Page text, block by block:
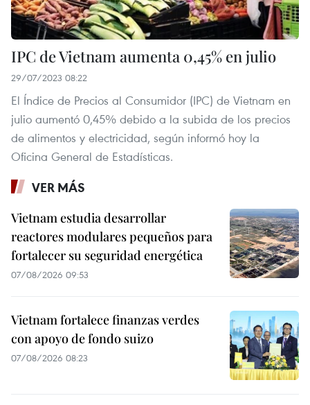
IPC de Vietnam aumenta 0,45% en julio
29/07/2023 08:22
El Índice de Precios al Consumidor (IPC) de Vietnam en
julio aumentó 0,45% debido a la subida de los precios
de alimentos y electricidad, según informó hoy la
Oficina General de Estadísticas.
VER MÁS
Vietnam estudia desarrollar
reactores modulares pequeños para
fortalecer su seguridad energética
07/08/2026 09:53
Vietnam fortalece finanzas verdes
con apoyo de fondo suizo
07/08/2026 08:23